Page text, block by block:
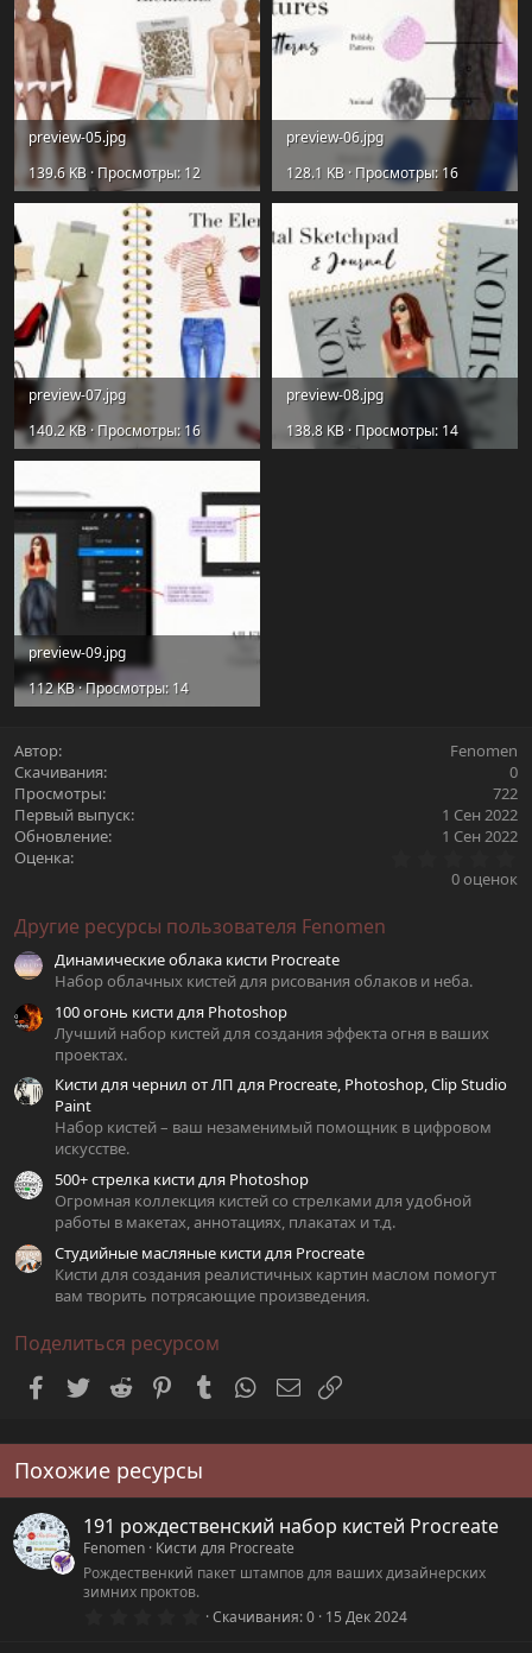
preview-05.jpg
139.6 KB · Просмотры: 12
preview-06.jpg
128.1 KB · Просмотры: 16
preview-07.jpg
140.2 KB · Просмотры: 16
preview-08.jpg
138.8 KB · Просмотры: 14
preview-09.jpg
112 KB · Просмотры: 14
Автор
Fenomen
Скачивания
0
Просмотры
722
Первый выпуск
1 Сен 2022
Обновление
1 Сен 2022
Оценка
0
0 оценок
Другие ресурсы пользователя Fenomen
Динамические облака кисти Procreate
Набор облачных кистей для рисования облаков и неба.
100 огонь кисти для Photoshop
Лучший набор кистей для создания эффекта огня в ваших
проектах.
Кисти для чернил от ЛП для Procreate, Photoshop, Clip Studio
Paint
Набор кистей – ваш незаменимый помощник в цифровом
искусстве.
500+ стрелка кисти для Photoshop
Огромная коллекция кистей со стрелками для удобной
работы в макетах, аннотациях, плакатах и т.д.
Студийные масляные кисти для Procreate
Кисти для создания реалистичных картин маслом помогут
вам творить потрясающие произведения.
Поделиться ресурсом
Facebook
Twitter Reddit PinterestTumblrWhatsAppЭлектронная почта
Похожие ресурсы
191 рождественский набор кистей Procreate
Fenomen Кисти для Procreate
Рождественкий пакет штампов для ваших дизайнерских
зимних проктов.
0Скачивания 0 15 Дек 2024